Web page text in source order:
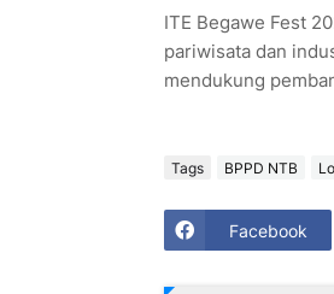
ITE Begawe Fest
pariwisata dan
mendukung
Tags BPPD NTB
Facebook